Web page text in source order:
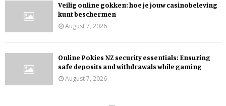
Veilig online gokken: hoe je jouw casinobeleving
kunt beschermen
August 7, 2026
Online Pokies NZ security essentials: Ensuring
safe deposits and withdrawals while gaming
August 7, 2026